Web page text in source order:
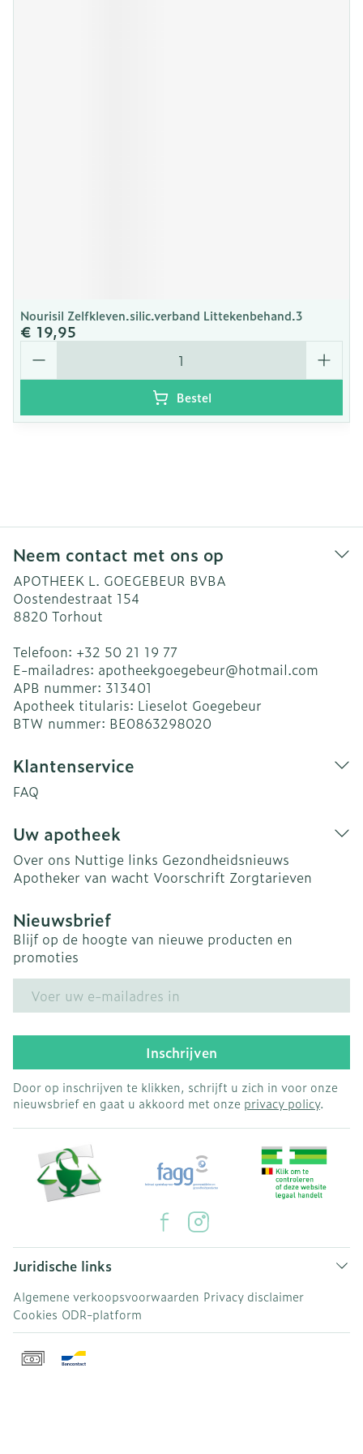
Nourisil Zelfkleven.silic.verband Littekenbehand.3
€ 19,95
Aantal
Bestel
Neem contact met ons op
APOTHEEK L. GOEGEBEUR BVBA
Oostendestraat 154
8820 Torhout
Telefoon: +32 50 21 19 77
E-mailadres: apotheekgoegebeur@hotmail.com
APB nummer: 313401
Apotheek titularis: Lieselot Goegebeur
BTW nummer: BE0863298020
Klantenservice
FAQ
Uw apotheek
Over ons Nuttige links Gezondheidsnieuws
Apotheker van wacht Voorschrift Zorgtarieven
Nieuwsbrief
Blijf op de hoogte van nieuwe producten en
promoties
Inschrijven
Door op inschrijven te klikken, schrijft u zich in voor onze
nieuwsbrief en gaat u akkoord met onze privacy policy.
Juridische links
Algemene verkoopsvoorwaarden Privacy disclaimer
Cookies ODR-platform